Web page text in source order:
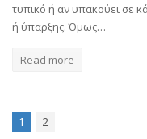
τυπικό ή αν υπακούει σε
ή ύπαρξης. Όμως…
Read more
1 2